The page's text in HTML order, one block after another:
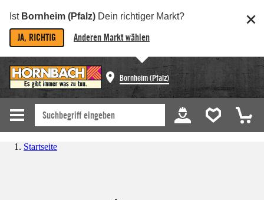
Ist Bornheim (Pfalz) Dein richtiger Markt?
JA, RICHTIG Anderen Markt wählen
Bornheim (Pfalz)
Startseite